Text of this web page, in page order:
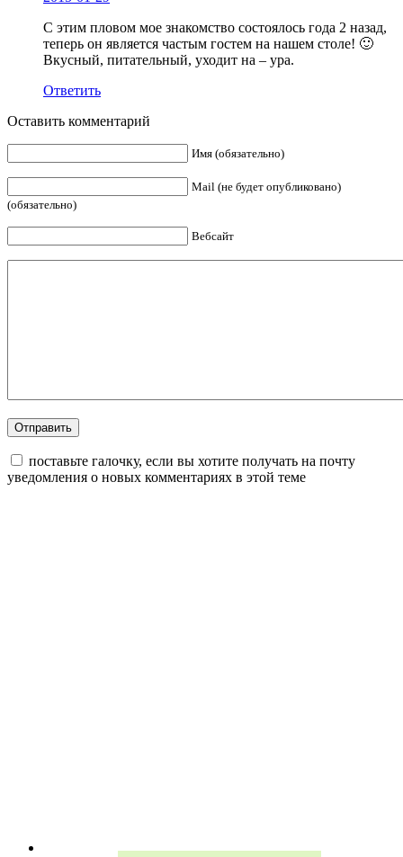
С этим пловом мое знакомство состоялось года 2 назад,
теперь он является частым гостем на нашем столе! 🙂
Вкусный, питательный, уходит на – ура.
Ответить
Оставить комментарий
Имя (обязательно)
Mail (не будет опубликовано)
(обязательно)
Вебсайт
поставьте галочку, если вы хотите получать на почту
уведомления о новых комментариях в этой теме